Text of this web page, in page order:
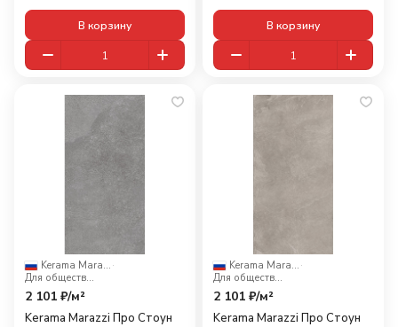
В корзину В корзину
Kerama Marazzi ·
Для общественных помещений
2 101 ₽/м²
Kerama Marazzi Про Стоун
Kerama Marazzi ·
Для общественных помещений
2 101 ₽/м²
Kerama Marazzi Про Стоун